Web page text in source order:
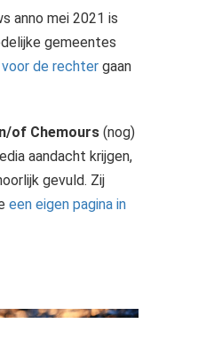
anno mei 2021 is
gemeentes
voor de rechter gaan
of Chemours (nog)
aandacht krijgen,
gevuld. Zij
een eigen pagina in